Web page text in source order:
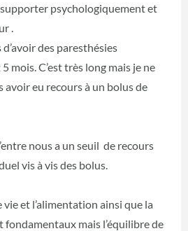
psychologiquement et
.
des paresthésies
mois. C’est très long mais je ne
avoir eu recours à un bolus de
nous a un seuil de recours
vis à vis des bolus.
vie et l’alimentation ainsi que la
fondamentaux mais l’équilibre de